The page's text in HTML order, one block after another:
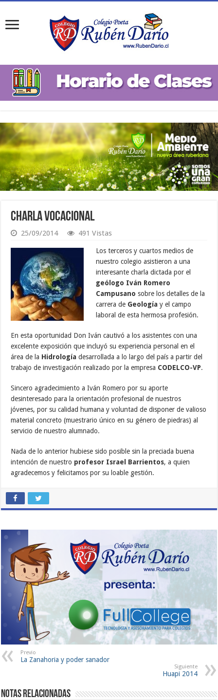
Charla Vocacional
25/09/2014 491 Vistas
Los terceros y cuartos medios de
nuestro colegio asistieron a una
interesante charla dictada por el
geólogo Iván Romero
Campusano sobre los detalles de la
carrera de Geología y el campo
laboral de esta hermosa profesión.
En esta oportunidad Don Iván cautivó a los asistentes con una
excelente exposición que incluyó su experiencia personal en el
área de la Hidrología desarrollada a lo largo del país a partir del
trabajo de investigación realizado por la empresa CODELCO-VP.
Sincero agradecimiento a Iván Romero por su aporte
desinteresado para la orientación profesional de nuestros
jóvenes, por su calidad humana y voluntad de disponer de valioso
material concreto (muestrario único en su género de piedras) al
servicio de nuestro alumnado.
Nada de lo anterior hubiese sido posible sin la preciada buena
intención de nuestro profesor Israel Barrientos, a quien
agradecemos y felicitamos por su loable gestión.
Previo
La Zanahoria y poder sanador
Siguiente
Huapi 2014
Notas Relacionadas